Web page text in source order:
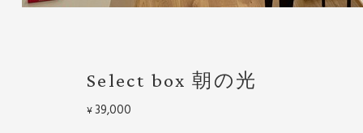
Select box 朝の光
¥39,000